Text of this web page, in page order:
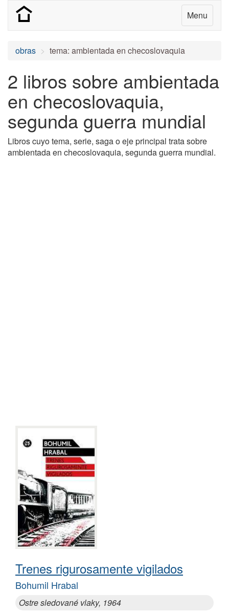
Menu
obras tema: ambientada en checoslovaquia
2 libros sobre ambientada
en checoslovaquia,
segunda guerra mundial
Libros cuyo tema, serie, saga o eje principal trata sobre
ambientada en checoslovaquia, segunda guerra mundial.
Trenes rigurosamente vigilados
Bohumil Hrabal
Ostre sledované vlaky, 1964